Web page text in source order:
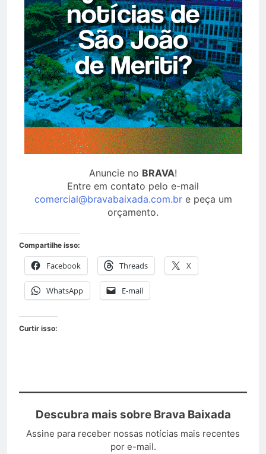
Anuncie no BRAVA!
Entre em contato pelo e-mail
comercial@bravabaixada.com.bre peça um
orçamento.
Compartilhe isso:
Facebook Threads X
WhatsApp E-mail
Curtir isso:
Descubra mais sobre Brava Baixada
Assine para receber nossas notícias mais recentes
por e-mail.